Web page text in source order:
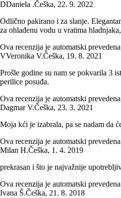
DDaniela .Češka, 22. 9. 2022
Odlično pakirano i za slanje.
za ohlađenu vodu u vratima
Ova recenzija je automatski
VVeronika V.Češka, 19. 8. 2021
Prošle godine su nam se pokvarila 3
perilice posuđa.
Ova recenzija je automatski
Dagmar V.Češka, 23. 3. 2021
Moja kći je izabrala, pa se nadam da
Ova recenzija je automatski
Milan H.Češka, 1. 4. 2019
prekrasan i što je najvažnije
Ova recenzija je automatski
Ivana Š.Češka, 21. 8. 2018